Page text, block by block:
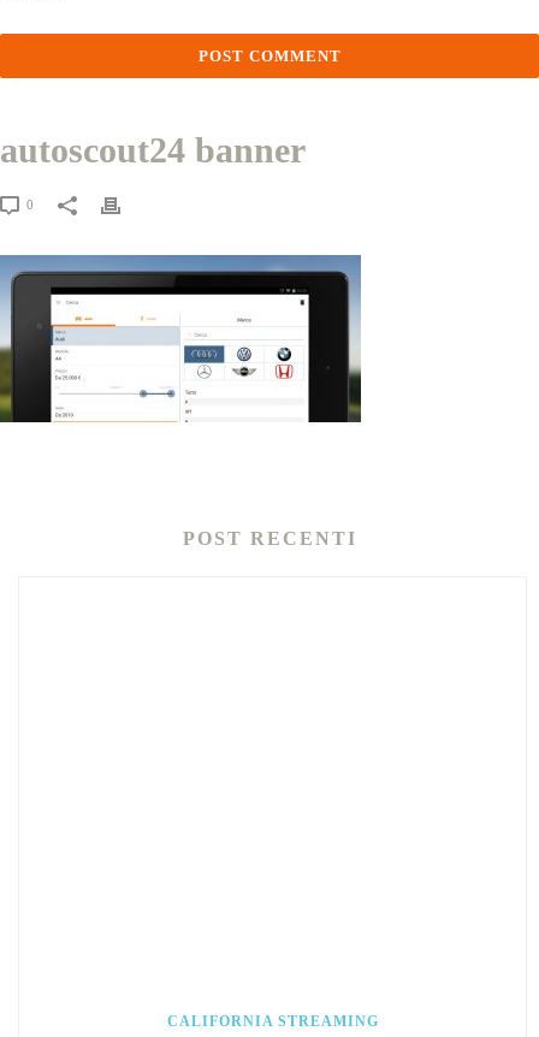
autoscout24 banner
0
POST RECENTI
CALIFORNIA STREAMING